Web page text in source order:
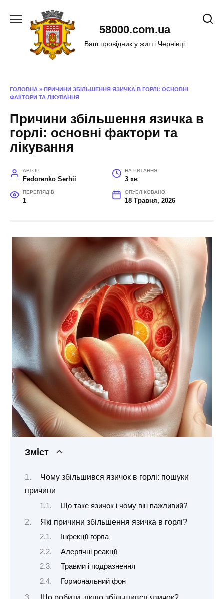
58000.com.ua
Ваш провідник у житті Чернівці
ГОЛОВНА » ПРИЧИНИ ЗБІЛЬШЕННЯ ЯЗИЧКА В ГОРЛІ: ОСНОВНІ
ФАКТОРИ ТА ЛІКУВАННЯ
Причини збільшення язичка в
горлі: основні фактори та
лікування
АВТОР
Fedorenko Serhii
НА ЧИТАННЯ
3 хв
ПЕРЕГЛЯДІВ
1
ОПУБЛІКОВАНО
18 Травня, 2026
Зміст
Чому збільшився язичок в горлі: пошуки
причини
Що таке язичок і чому він важливий?
Які причини збільшення язичка в горлі?
Інфекції горла
Алергічні реакції
Травми і подразнення
Гормональний фон